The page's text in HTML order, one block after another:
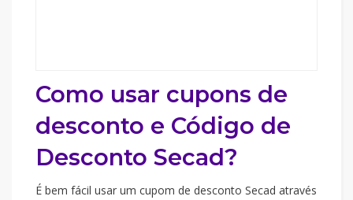
Como usar cupons de
desconto e Código de
Desconto Secad?
É bem fácil usar um cupom de desconto Secad através